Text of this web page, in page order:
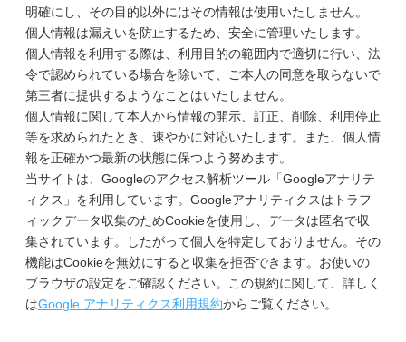
明確にし、その目的以外にはその情報は使用いたしません。
個人情報は漏えいを防止するため、安全に管理いたします。
個人情報を利用する際は、利用目的の範囲内で適切に行い、法
令で認められている場合を除いて、ご本人の同意を取らないで
第三者に提供するようなことはいたしません。
個人情報に関して本人から情報の開示、訂正、削除、利用停止
等を求められたとき、速やかに対応いたします。また、個人情
報を正確かつ最新の状態に保つよう努めます。
当サイトは、Googleのアクセス解析ツール「Googleアナリテ
ィクス」を利用しています。Googleアナリティクスはトラフ
ィックデータ収集のためCookieを使用し、データは匿名で収
集されています。したがって個人を特定しておりません。その
機能はCookieを無効にすると収集を拒否できます。お使いの
ブラウザの設定をご確認ください。この規約に関して、詳しく
はGoogle アナリティクス利用規約からご覧ください。